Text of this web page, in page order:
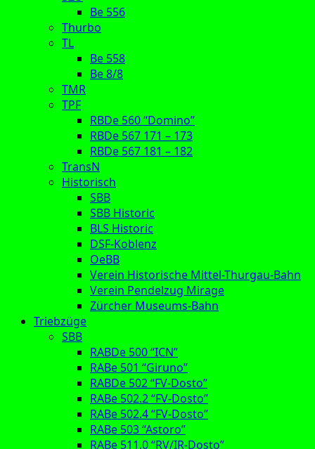
Be 556
Thurbo
TL
Be 558
Be 8/8
TMR
TPF
RBDe 560 “Domino”
RBDe 567 171 – 173
RBDe 567 181 – 182
TransN
Historisch
SBB
SBB Historic
BLS Historic
DSF-Koblenz
OeBB
Verein Historische Mittel-Thurgau-Bahn
Verein Pendelzug Mirage
Zürcher Museums-Bahn
Triebzüge
SBB
RABDe 500 “ICN”
RABe 501 “Giruno”
RABDe 502 “FV-Dosto”
RABe 502.2 “FV-Dosto”
RABe 502.4 “FV-Dosto”
RABe 503 “Astoro”
RABe 511.0 “RV/IR-Dosto”